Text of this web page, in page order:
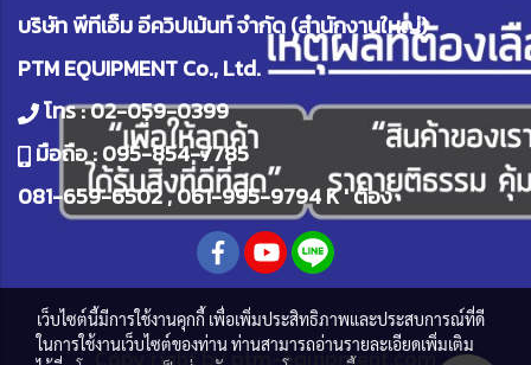
บริษัท พีทีเอ็ม อีควิปเม้นท์ จำกัด (สำนักงานใหญ่)
PTM EQUIPMENT Co., Ltd.
โทร :02-059-0399
มือถือ :095-854-7785
081-659-6502,061-995-9794K ' ต้อง
Copy right byptm-equipment.com
เว็บไซต์นี้มีการใช้งานคุกกี้ เพื่อเพิ่มประสิทธิภาพและประสบการณ์ที่ดี
ในการใช้งานเว็บไซต์ของท่าน ท่านสามารถอ่านรายละเอียดเพิ่มเติม